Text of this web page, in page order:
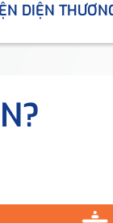
DIỆN